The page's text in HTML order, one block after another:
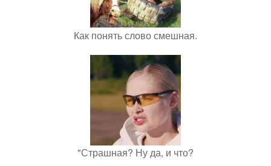
Как понять слово смешная.
"Страшная? Ну да, и что?